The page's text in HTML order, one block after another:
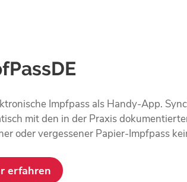
Impfpass als Handy-App.
mit den in der Praxis
oder vergessener Papier-Impfpass
erfahren